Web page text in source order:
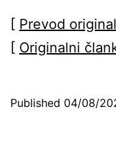
[ Prevod
[ Originalni
Published 04/08/